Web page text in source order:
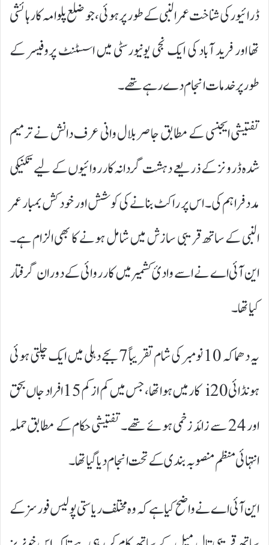
ڈرائیور کی شناخت عمر النبی کے طور پر ہوئی، جو ضلع پلوامہ کا رہائشی
تھا اور فرید آباد کی ایک نجی یونیورسٹی میں اسسٹنٹ پروفیسر کے
طور پر خدمات انجام دے رہے تھے۔
تفتیشی ایجنسی کے مطابق جاصر بلال وانی عرف دانش نے ترمیم
شدہ ڈرونز کے ذریعے دہشت گردانہ کارروائیوں کے لیے تکنیکی
مدد فراہم کی۔ اس پر راکٹ بنانے کی کوشش اور خودکش بمبار عمر
النبی کے ساتھ قریبی سازش میں شامل ہونے کا بھی الزام ہے۔
این آئی اے نے اسے وادیٔ کشمیر میں کارروائی کے دوران گرفتار
کیا تھا۔
یہ دھماکہ 10 نومبر کی شام تقریباً 7 بجے دہلی میں ایک چلتی ہوئی
ہونڈائی i20 کار میں ہوا تھا، جس میں کم از کم 15 افراد جاں بحق
اور 24 سے زائد زخمی ہوئے تھے۔ تفتیشی حکام کے مطابق حملہ
انتہائی منظم منصوبہ بندی کے تحت انجام دیا گیا تھا۔
این آئی اے نے واضح کیا ہے کہ وہ مختلف ریاستی پولیس فورسز کے